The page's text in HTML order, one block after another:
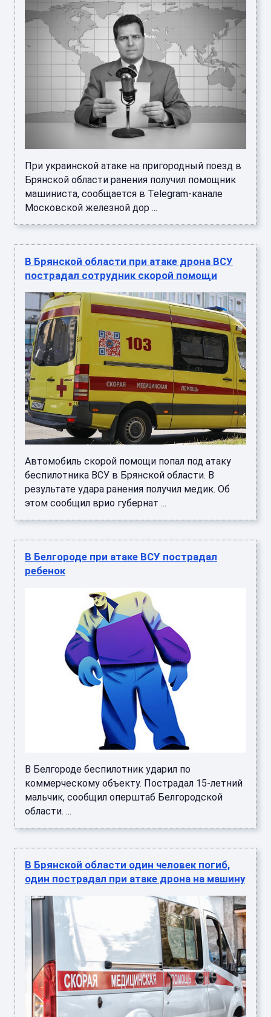
При украинской атаке на пригородный поезд в
Брянской области ранения получил помощник
машиниста, сообщается в Telegram-канале
Московской железной дор ...
В Брянской области при атаке дрона ВСУ
пострадал сотрудник скорой помощи
Автомобиль скорой помощи попал под атаку
беспилотника ВСУ в Брянской области. В
результате удара ранения получил медик. Об
этом сообщил врио губернат ...
В Белгороде при атаке ВСУ пострадал
ребенок
В Белгороде беспилотник ударил по
коммерческому объекту. Пострадал 15-летний
мальчик, сообщил оперштаб Белгородской
области. ...
В Брянской области один человек погиб,
один пострадал при атаке дрона на машину